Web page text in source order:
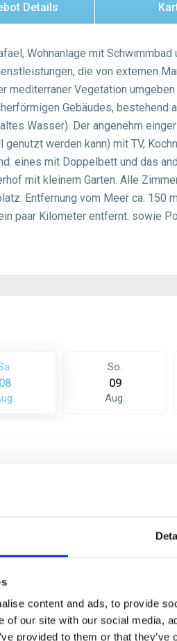
content and ads, to provide
of our site with our social media,
provided to them or that
Details
Wohnanlage mit
die von externen
mediterraner Vegetation
Gebäudes,
Wasser). Der angenehm
werden kann) mit TV,
eines mit Doppelbett und das
mit kleinem Garten. Alle
Entfernung vom Meer ca.
paar Kilometer entfernt. sowie
08
So.
09
Aug.